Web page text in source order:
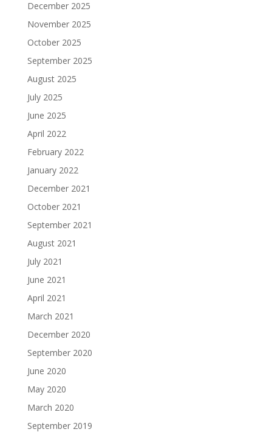
December 2025
November 2025
October 2025
September 2025
August 2025
July 2025
June 2025
April 2022
February 2022
January 2022
December 2021
October 2021
September 2021
August 2021
July 2021
June 2021
April 2021
March 2021
December 2020
September 2020
June 2020
May 2020
March 2020
September 2019